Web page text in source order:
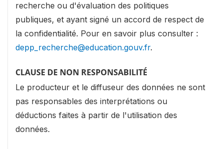
recherche ou d'évaluation des politiques
publiques, et ayant signé un accord de respect de
la confidentialité. Pour en savoir plus consulter :
depp_recherche@education.gouv.fr.
CLAUSE DE NON RESPONSABILITÉ
Le producteur et le diffuseur des données ne sont
pas responsables des interprétations ou
déductions faites à partir de l'utilisation des
données.